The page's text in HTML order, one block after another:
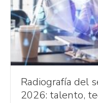
Radiografía del
2026: talento,